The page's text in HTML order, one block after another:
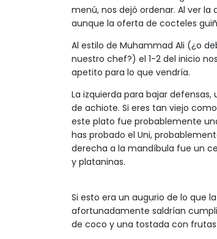
menú, nos dejó ordenar. Al ver
aunque la oferta de cocteles
Al estilo de Muhammad Ali (¿o
nuestro chef?) el 1-2 del inicio
apetito para lo que vendría.
La izquierda para bajar defensas,
de achiote. Si eres tan viejo
este plato fue probablemente
has probado el Uni,
derecha a la mandíbula fue un
y plataninas.
Si esto era un augurio de lo que
afortunadamente saldrían
de coco y una tostada con